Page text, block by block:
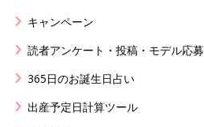
キャンペーン
読者アンケート・投稿・モデル応募
365日のお誕生日占い
出産予定日計算ツール